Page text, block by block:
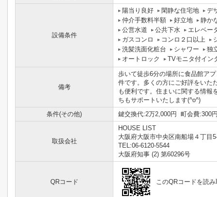
設備条件
陽当り良好 閑静な住宅地
デ
仲介手数料半額
好立地
静か
公営水道
公共下水
エレベー
ガスコンロ
コンロ２口以上
洗髪洗面化粧台
シャワー
独
オートロック
TVモニタ付イン
備考
歩いて徒歩6分の場所に食品館ア
件です。多くの方にご好評をいた
も便利です。住まいに関する情報
ちもサポートいたします(^o^)
条件(その他)
鍵交換代:2万2,000円 町会費:300
取扱会社
HOUSE LIST
大阪府大阪市中央区南船場４丁目
TEL:06-6120-5544
大阪府知事 (2) 第60296号
QRコード このQRコードを読